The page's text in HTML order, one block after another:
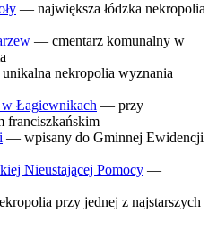
— największa łódzka nekropolia
— cmentarz komunalny w
nekropolia wyznania
Łagiewnikach — przy
franciszkańskim
— wpisany do Gminnej Ewidencji
Nieustającej Pomocy —
przy jednej z najstarszych